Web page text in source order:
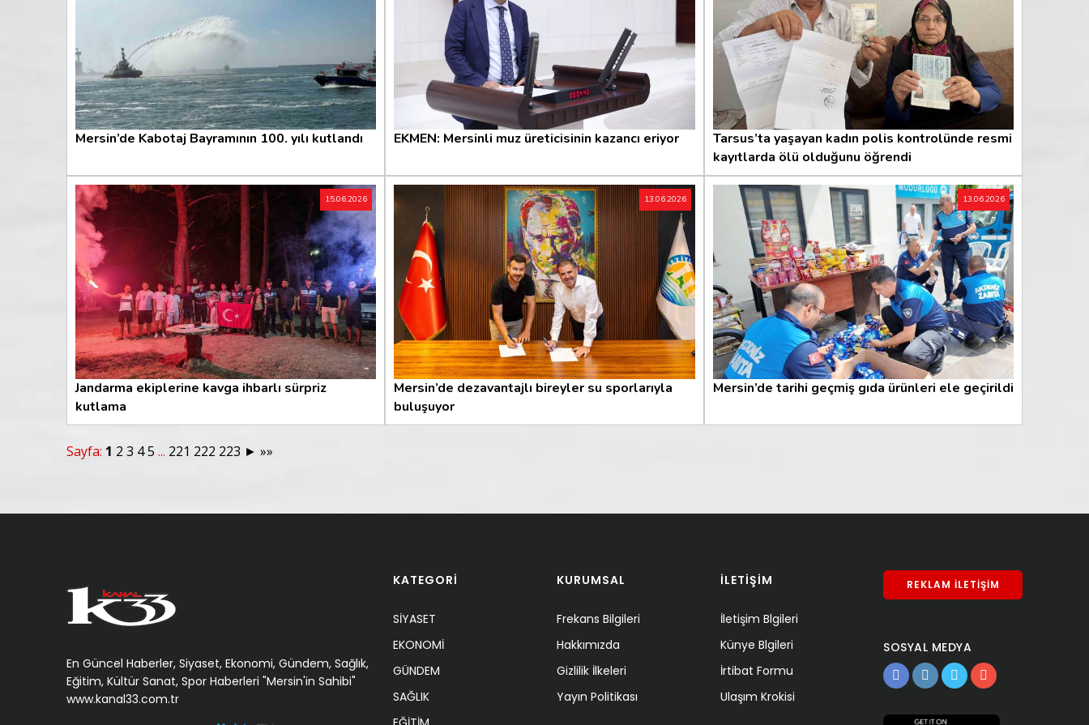
Mersin’de Kabotaj Bayramının 100. yılı kutlandı EKMEN: Mersinli muz üreticisinin kazancı eriyor
Tarsus’ta yaşayan kadın polis kontrolünde resmi
kayıtlarda ölü olduğunu öğrendi
15.06.2026
Jandarma ekiplerine kavga ihbarlı sürpriz
kutlama
13.06.2026
Mersin’de dezavantajlı bireyler su sporlarıyla
buluşuyor
13.06.2026
Mersin’de tarihi geçmiş gıda ürünleri ele geçirildi
Sayfa: 1 2 3 45 ... 221 222 223 ► »»
En Güncel Haberler, Siyaset, Ekonomi, Gündem, Sağlık,
Eğitim, Kültür Sanat, Spor Haberleri "Mersin'in Sahibi"
www.kanal33.com.tr
KATEGORİ
SİYASET
EKONOMİ
GÜNDEM
SAĞLIK
KURUMSAL
Frekans Bilgileri
Hakkımızda
Gizlilik İlkeleri
Yayın Politikası
İLETİŞİM
İletişim Blgileri
Künye Blgileri
İrtibat Formu
Ulaşım Krokisi
REKLAM İLETİŞİM
SOSYAL MEDYA